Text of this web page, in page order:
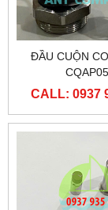
ĐẦU CUỘN
CALL: 0937